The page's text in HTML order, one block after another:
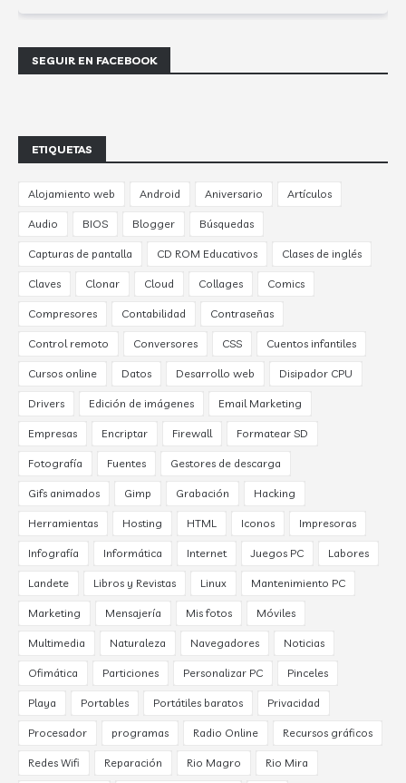
SEGUIR EN FACEBOOK
ETIQUETAS
Alojamiento web Android Aniversario Artículos
Audio BIOS Blogger Búsquedas
Capturas de pantalla CD ROM Educativos Clases de inglés
Claves Clonar Cloud Collages Comics
Compresores Contabilidad Contraseñas
Control remoto Conversores CSS Cuentos infantiles
Cursos online Datos Desarrollo web Disipador CPU
Drivers Edición de imágenes Email Marketing
Empresas Encriptar Firewall Formatear SD
Fotografía Fuentes Gestores de descarga
Gifs animados Gimp Grabación Hacking
Herramientas Hosting HTML Iconos Impresoras
Infografía Informática Internet Juegos PC Labores
Landete Libros y Revistas Linux Mantenimiento PC
Marketing Mensajería Mis fotos Móviles
Multimedia Naturaleza Navegadores Noticias
Ofimática Particiones Personalizar PC Pinceles
Playa Portables Portátiles baratos Privacidad
Procesador programas Radio Online Recursos gráficos
Redes Wifi Reparación Rio Magro Rio Mira